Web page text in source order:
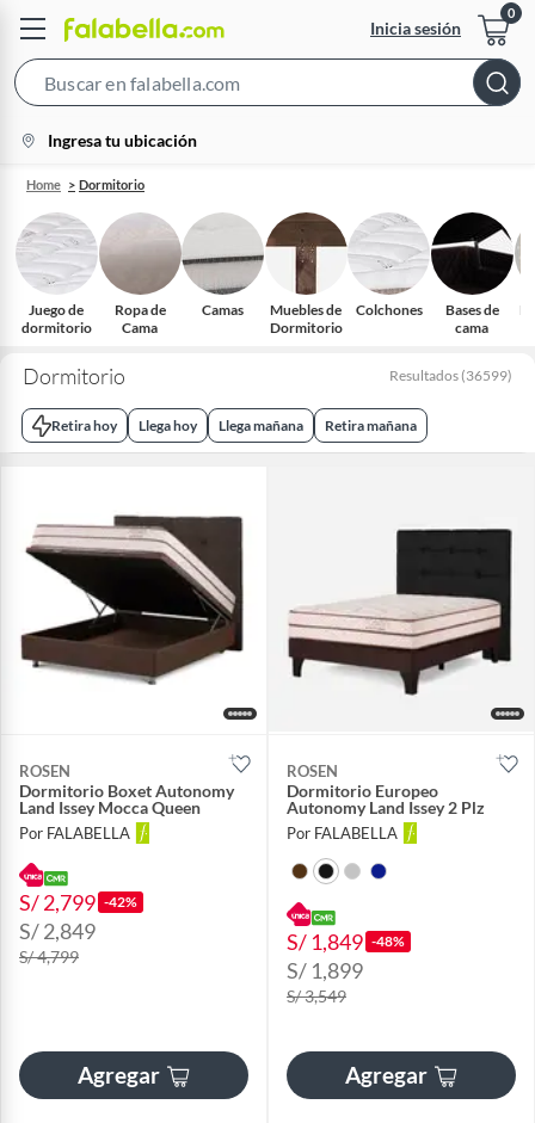
Inicia sesión
Bar
location-
icon
Ingresa tu ubicación
Home Dormitorio
Juego de
dormitorio
Ropa de
Cama
Camas
Muebles de
Dormitorio
Colchones
Bases de
cama
Dormitorio Resultados (36599)
Retira hoy Llega hoy Llega mañana Retira mañana
ROSEN
Dormitorio Boxet Autonomy
Land Issey Mocca Queen
Por FALABELLA
S/ 2,799 -42%
S/ 2,849
S/ 4,799
Agregar
ROSEN
Dormitorio Europeo
Autonomy Land Issey 2 Plz
Por FALABELLA
S/ 1,849 -48%
S/ 1,899
S/ 3,549
Agregar